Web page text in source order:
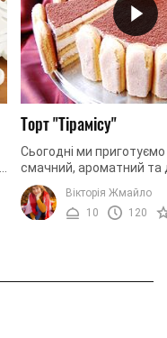
Торт "Тірамісу"
Сьогодні ми
смачний, ароматний та
вишуканий десерт. Ми
торт, в основі якого
відоме тірамісу. ...
Вікторія Жмайло
10
120